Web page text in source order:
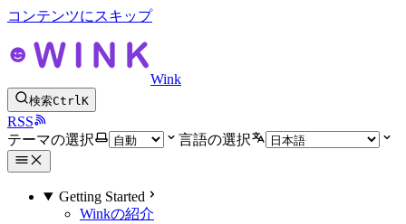
コンテンツにスキップ
Wink
検索CtrlK
RSS
テーマの選択
言語の選択
Getting Started
Winkの紹介